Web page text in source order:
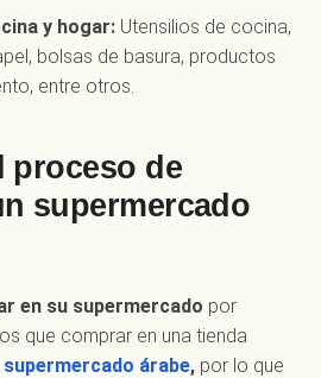
y hogar: Utensilios de cocina,
bolsas de basura, productos
entre otros.
proceso de
supermercado
en su supermercado por
que comprar en una tienda
supermercado árabe, por lo que